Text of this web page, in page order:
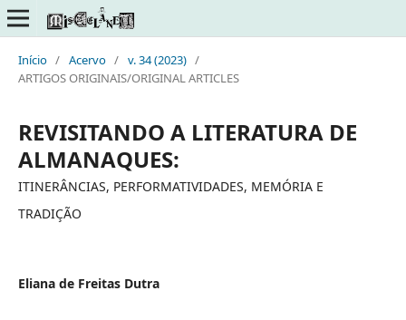
Início / Acervo / v. 34 (2023) /
ARTIGOS ORIGINAIS/ORIGINAL ARTICLES
REVISITANDO A LITERATURA DE
ALMANAQUES:
ITINERÂNCIAS, PERFORMATIVIDADES, MEMÓRIA E
TRADIÇÃO
Eliana de Freitas Dutra